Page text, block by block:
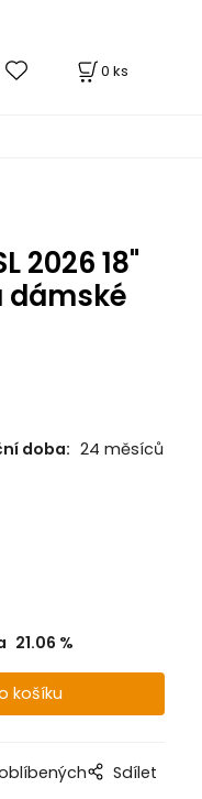
0 ks
2026 18"
doba: 24 měsíců
21.06 %
Sdílet